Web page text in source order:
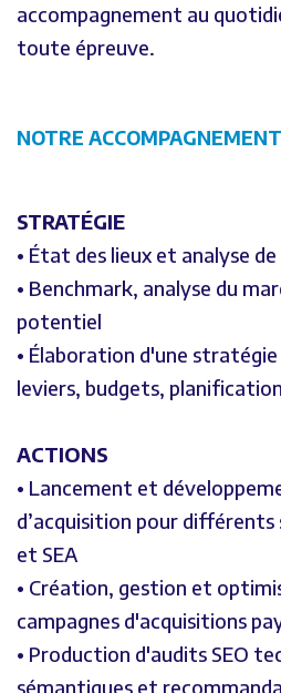
accompagnement au
toute épreuve.
NOTRE ACCOMPAGNEMENT
STRATÉGIE
• État des lieux et analyse
• Benchmark, analyse du
potentiel
• Élaboration d'une
leviers, budgets, planification
ACTIONS
• Lancement et
d’acquisition pour différents
et SEA
• Création, gestion et
campagnes d'acquisitions
• Production d'audits SEO
sémantiques et